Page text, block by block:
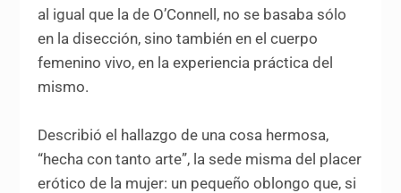
al igual que la de O’Connell, no se basaba sólo
en la disección, sino también en el cuerpo
femenino vivo, en la experiencia práctica del
mismo.
Describió el hallazgo de una cosa hermosa,
“hecha con tanto arte”, la sede misma del placer
erótico de la mujer: un pequeño oblongo que, si